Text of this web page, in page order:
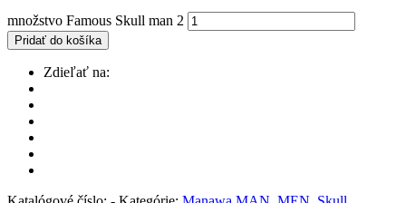
množstvo Famous Skull man 2
Pridať do košíka
Zdieľať na: